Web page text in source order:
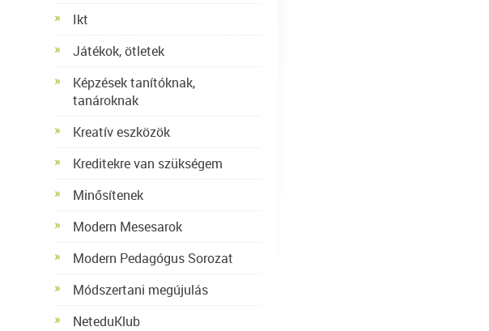
Ikt
Játékok, ötletek
Képzések tanítóknak,
tanároknak
Kreatív eszközök
Kreditekre van szükségem
Minősítenek
Modern Mesesarok
Modern Pedagógus Sorozat
Módszertani megújulás
NeteduKlub